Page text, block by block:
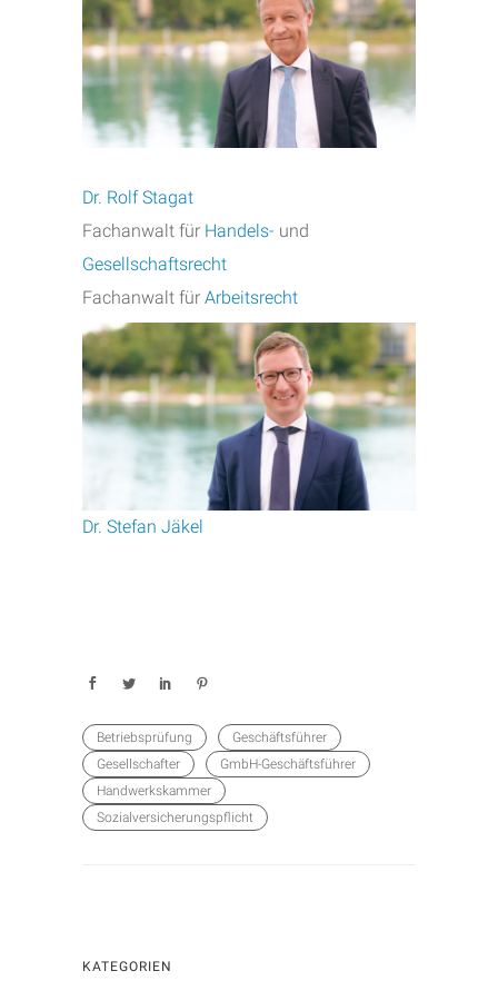
Dr. Rolf Stagat
Fachanwalt für Handels- und
Gesellschaftsrecht
Fachanwalt für Arbeitsrecht
Dr. Stefan Jäkel
Betriebsprüfung
Geschäftsführer
Gesellschafter
GmbH-Geschäftsführer
Handwerkskammer
Sozialversicherungspflicht
KATEGORIEN